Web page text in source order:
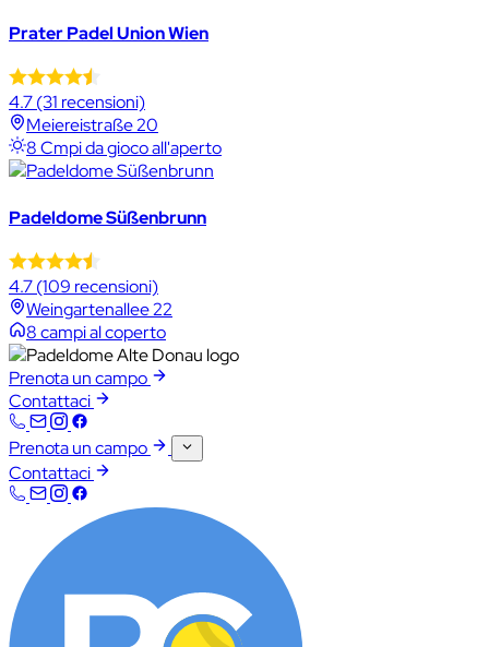
Prater Padel Union Wien
4.7(31 recensioni)
Meiereistraße 20
8 Cmpi da gioco all'aperto
Padeldome Süßenbrunn
4.7(109 recensioni)
Weingartenallee 22
8 campi al coperto
Prenota un campo
Contattaci
Prenota un campo
Contattaci